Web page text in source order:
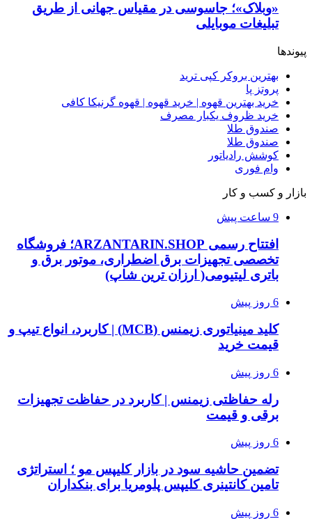
«وبلاک»؛ جاسوسی در مقیاس جهانی از طریق
تبلیغات موبایلی
پیوندها
بهترین بروکر کپی ترید
پروتز پا
خرید بهترین قهوه | خرید قهوه | قهوه گرنیکا کافی
خرید ظروف یکبار مصرف
صندوق طلا
صندوق طلا
کوشش رادیاتور
وام فوری
بازار و کسب و کار
9 ساعت پیش
افتتاح رسمی ARZANTARIN.SHOP؛ فروشگاه
تخصصی تجهیزات برق اضطراری، موتور برق و
باتری لیتیومی( ارزان ترین شاپ)
6 روز پیش
کلید مینیاتوری زیمنس (MCB) | کاربرد، انواع تیپ و
قیمت خرید
6 روز پیش
رله حفاظتی زیمنس | کاربرد در حفاظت تجهیزات
برقی و قیمت
6 روز پیش
تضمین حاشیه سود در بازار کلیپس مو ؛ استراتژی
تامین کانتینری کلیپس پلومریا برای بنکداران
6 روز پیش